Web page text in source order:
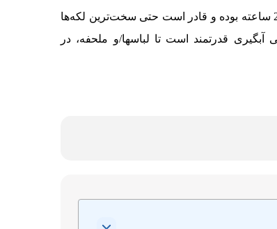
ماشین لباس شویی صنعتی از یکسو دارای کارکردی 24 ساعته بوده و قادر است حتی سخت‌ترین لکه‌ها
آبگیری قدرتمند است تا لباسها/و ملحفه، در